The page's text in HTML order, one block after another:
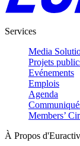
Services
Media
Projets
Evénements
Emplois
Agenda
Members’
À Propos d'Euractiv